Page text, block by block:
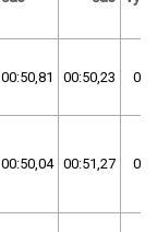
00:50,81 00:50,23
00:50,04 00:51,27